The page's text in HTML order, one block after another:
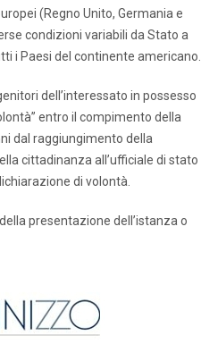
(Regno Unito, Germania e
condizioni variabili da Stato a
i Paesi del continente americano.
dell’interessato in possesso
entro il compimento della
dal raggiungimento della
cittadinanza all’ufficiale di stato
di volontà.
presentazione dell’istanza o